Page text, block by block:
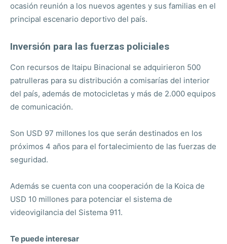
ocasión reunión a los nuevos agentes y sus familias en el
principal escenario deportivo del país.
Inversión para las fuerzas policiales
Con recursos de Itaipu Binacional se adquirieron 500
patrulleras para su distribución a comisarías del interior
del país, además de motocicletas y más de 2.000 equipos
de comunicación.
Son USD 97 millones los que serán destinados en los
próximos 4 años para el fortalecimiento de las fuerzas de
seguridad.
Además se cuenta con una cooperación de la Koica de
USD 10 millones para potenciar el sistema de
videovigilancia del Sistema 911.
Te puede interesar